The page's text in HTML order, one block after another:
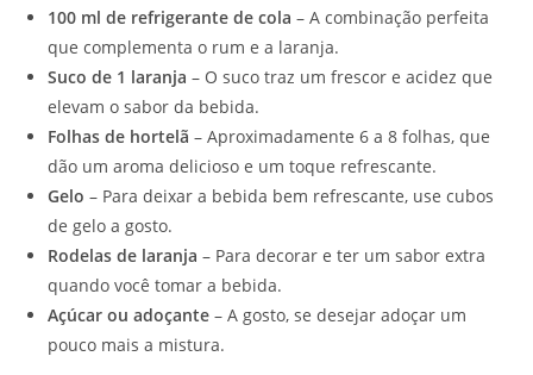
100 ml de refrigerante de cola – A combinação perfeita
que complementa o rum e a laranja.
Suco de 1 laranja – O suco traz um frescor e acidez que
elevam o sabor da bebida.
Folhas de hortelã – Aproximadamente 6 a 8 folhas, que
dão um aroma delicioso e um toque refrescante.
Gelo – Para deixar a bebida bem refrescante, use cubos
de gelo a gosto.
Rodelas de laranja – Para decorar e ter um sabor extra
quando você tomar a bebida.
Açúcar ou adoçante – A gosto, se desejar adoçar um
pouco mais a mistura.